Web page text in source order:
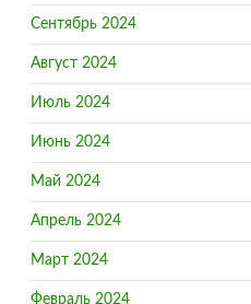
Сентябрь 2024
Август 2024
Июль 2024
Июнь 2024
Май 2024
Апрель 2024
Март 2024
Февраль 2024